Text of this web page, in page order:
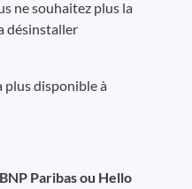
ne souhaitez plus la
désinstaller
plus disponible à
BNP Paribas ou Hello